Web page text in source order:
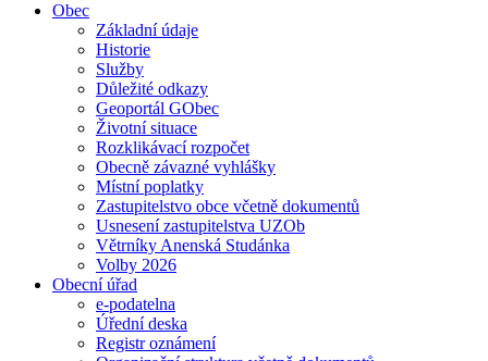
Obec
Základní údaje
Historie
Služby
Důležité odkazy
Geoportál GObec
Životní situace
Rozklikávací rozpočet
Obecně závazné vyhlášky
Místní poplatky
Zastupitelstvo obce včetně dokumentů
Usnesení zastupitelstva UZOb
Větrníky Anenská Studánka
Volby 2026
Obecní úřad
e-podatelna
Úřední deska
Registr oznámení